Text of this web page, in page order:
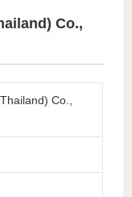
Co.,
Co.,